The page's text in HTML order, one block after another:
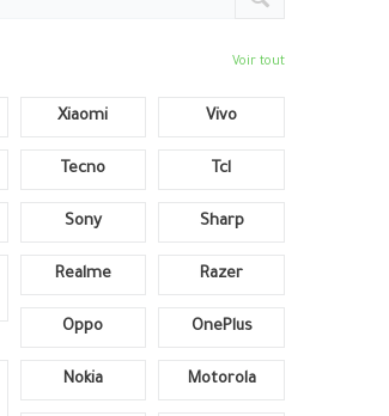
Voir tout
Xiaomi Vivo
Tecno Tcl
Sony Sharp
Realme Razer
Oppo OnePlus
Nokia Motorola